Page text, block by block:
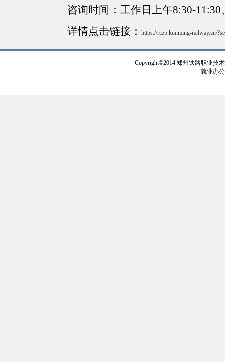
咨询时间：工作日上午8:30-11:30
详情点击链接：
https://rczp.kunming-railway.cn/
Copyright©2014 郑州铁路职业技
就业办公